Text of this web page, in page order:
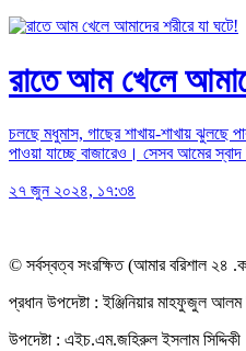
রাতে আম খেলে
চলছে মধুমাস, গাছের শাখায়-শাখায় ঝুলছে
পাওয়া যাচ্ছে বাজারেও। সেসব আমের
২৭ জুন ২০২৪, ১৭:৩৪
© সর্বস্বত্ব সংরক্ষিত (আমার বরিশাল ২৪
প্রধান ‍উপদেষ্টা : ‍ইঞ্জিনিয়ার মাহফুজুল আলম
উপদেষ্টা : এইচ.এম.জহিরুল ইসলাম সিদ্দিকী